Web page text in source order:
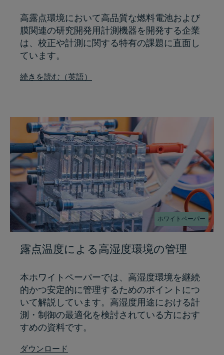
高露点環境において高品質な燃料電池および
膜関連の研究開発用計測機器を開発する企業
は、校正や計測に関する特有の課題に直面し
ています。
続きを読む（英語）
ホワイトペーパー
露点温度による高湿度環境の管理
本ホワイトペーパーでは、高湿度環境を継続
的かつ安定的に管理するためのポイントにつ
いて解説しています。高湿度用途における計
測・制御の最適化を検討されている方におす
すめの資料です。
ダウンロード